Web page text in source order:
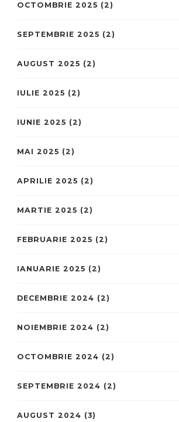
OCTOMBRIE 2025 (2)
SEPTEMBRIE 2025 (2)
AUGUST 2025 (2)
IULIE 2025 (2)
IUNIE 2025 (2)
MAI 2025 (2)
APRILIE 2025 (2)
MARTIE 2025 (2)
FEBRUARIE 2025 (2)
IANUARIE 2025 (2)
DECEMBRIE 2024 (2)
NOIEMBRIE 2024 (2)
OCTOMBRIE 2024 (2)
SEPTEMBRIE 2024 (2)
AUGUST 2024 (3)